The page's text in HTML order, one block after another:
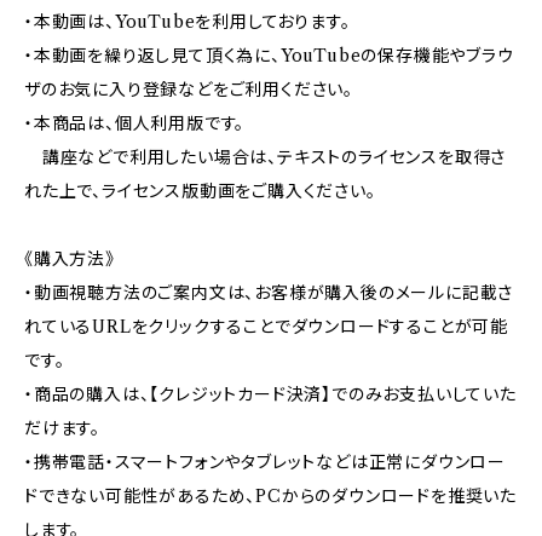
・本動画は、YouTubeを利用しております。
・本動画を繰り返し見て頂く為に、YouTubeの保存機能やブラウ
ザのお気に入り登録などをご利用ください。
・本商品は、個人利用版です。
講座などで利用したい場合は、テキストのライセンスを取得さ
れた上で、ライセンス版動画をご購入ください。
《購入方法》
・動画視聴方法のご案内文は、お客様が購入後のメールに記載さ
れているURLをクリックすることでダウンロードすることが可能
です。
・商品の購入は、【クレジットカード決済】でのみお支払いしていた
だけます。
・携帯電話・スマートフォンやタブレットなどは正常にダウンロー
ドできない可能性があるため、PCからのダウンロードを推奨いた
します。